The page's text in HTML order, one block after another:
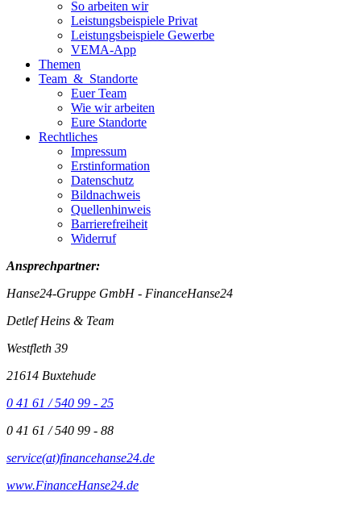
So arbeiten wir
Leistungsbeispiele Privat
Leistungsbeispiele Gewerbe
VEMA-App
Themen
Team & Standorte
Euer Team
Wie wir arbeiten
Eure Standorte
Rechtliches
Impressum
Erstinformation
Datenschutz
Bildnachweis
Quellenhinweis
Barrierefreiheit
Widerruf
Ansprechpartner:
Hanse24-Gruppe GmbH - FinanceHanse24
Detlef Heins & Team
Westfleth 39
21614 Buxtehude
0 41 61 / 540 99 - 25
0 41 61 / 540 99 - 88
service(at)financehanse24.de
www.FinanceHanse24.de